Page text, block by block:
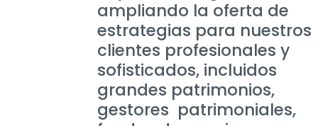
ampliando la oferta de
estrategias para nuestros
clientes profesionales y
sofisticados, incluidos
grandes patrimonios,
gestores patrimoniales,